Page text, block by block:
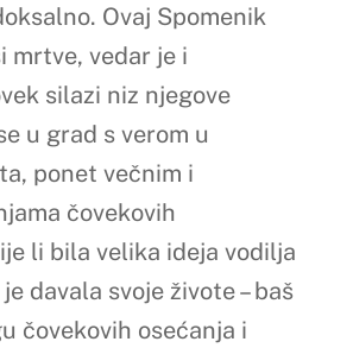
Ovaj Spomenik
mrtve, vedar je i
silazi niz njegove
u grad s verom u
ponet večnim i
čovekovih
li bila velika ideja vodilja
davala svoje živote – baš
čovekovih osećanja i